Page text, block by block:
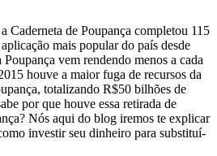
Caderneta de Poupança completou 115
mais popular do país desde
vem rendendo menos a cada
houve a maior fuga de recursos da
totalizando R$50 bilhões de
por que houve essa retirada de
Nós aqui do blog iremos te explicar
investir seu dinheiro para substituí-